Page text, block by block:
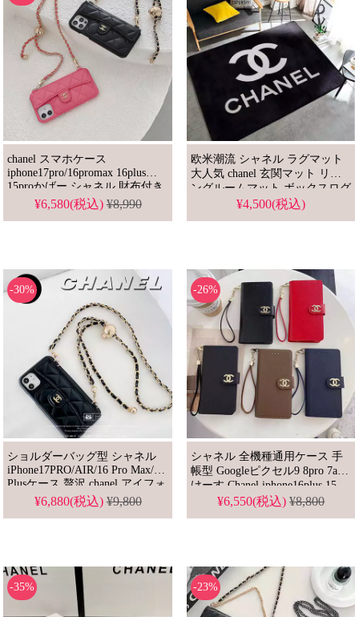
chanel スマホケース
iphone17pro/16promax 16plus
15proかばー シャネル 財布付き
ケース アイフォン16 14プロマ
¥6,580(税込)¥8,990
欧米潮流 シャネル ラグマット
大人気 chanel 玄関マット リビ
ングルームマット ボックスログ
Dior バーバリー ベッドルーム
¥4,500(税込)
-30%
ショルダーバッグ型 シャネル
iPhone17PRO/AIR/16 Pro Max/16
Plusケース 贅沢 chanel アイフォ
ン ケース
16pro/15promax/14plus/13 pro携
¥6,880(税込)¥9,800
-26%
シャネル 全機種通用ケース 手
帳型 Googleピクセル9 8pro 7a 6
けーす Chanel iphone16plus 15
promaxスマホケース ストラッ
ス
¥6,550(税込)¥8,800
-35% -23%